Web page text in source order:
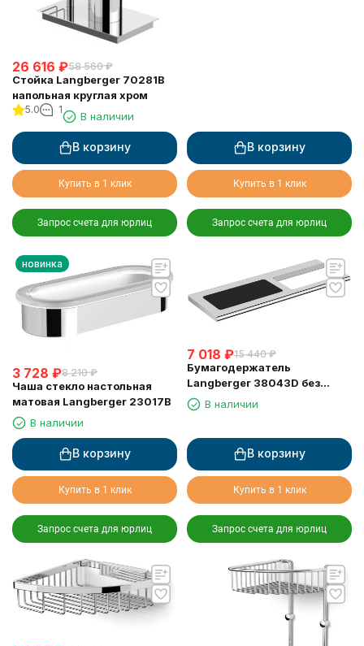
26 616 ₽58 560 ₽
Стойка Langberger 70281B
напольная круглая хром
5.0 1
В наличии
В корзину
Купить в 1 клик
Запрос счета для юрлиц
В корзину
Купить в 1 клик
Запрос счета для юрлиц
новинка
3 728 ₽8 210 ₽
Чаша стекло настольная
матовая Langberger 23017B
В наличии
В корзину
Купить в 1 клик
Запрос счета для юрлиц
7 018 ₽15 440 ₽
Бумагодержатель
Langberger 38043D без
крышки хром с полкой с
резиновым покрытием anti-
В наличии
В корзину
Купить в 1 клик
Запрос счета для юрлиц